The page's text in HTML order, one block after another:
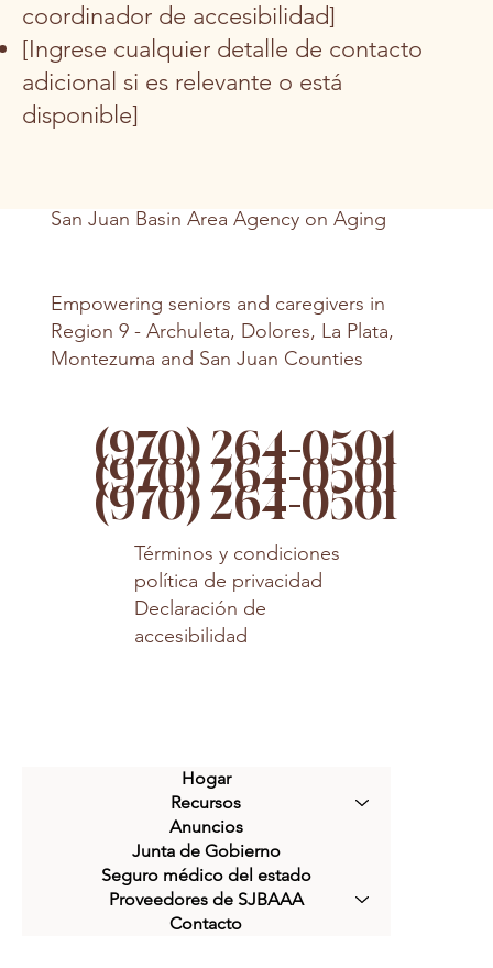
coordinador de accesibilidad]
[Ingrese cualquier detalle de contacto
adicional si es relevante o está
disponible]
San Juan Basin Area Agency on Aging
Empowering seniors and caregivers in
Region 9 - Archuleta, Dolores, La Plata,
Montezuma and San Juan Counties
(970) 264-0501
(970) 264-0501
Hogar
Recursos
Anuncios
Junta de Gobierno
Seguro médico del estado
Proveedores de SJBAAA
Contacto
(970) 264-0501
Términos y condiciones
política de privacidad
Declaración de
accesibilidad